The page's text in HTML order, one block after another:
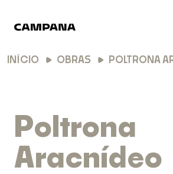
INÍCIO OBRAS POLTRONA
Poltrona
Aracnídeo